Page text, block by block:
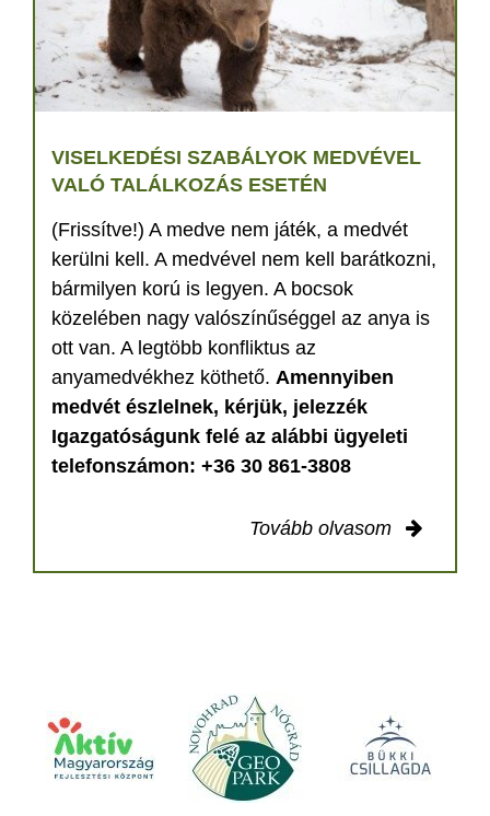
VISELKEDÉSI SZABÁLYOK MEDVÉVEL
VALÓ TALÁLKOZÁS ESETÉN
(Frissítve!) A medve nem játék, a medvét
kerülni kell. A medvével nem kell barátkozni,
bármilyen korú is legyen. A bocsok
közelében nagy valószínűséggel az anya is
ott van. A legtöbb konfliktus az
anyamedvékhez köthető. Amennyiben
medvét észlelnek, kérjük, jelezzék
Igazgatóságunk felé az alábbi ügyeleti
telefonszámon: +36 30 861-3808
Tovább olvasom